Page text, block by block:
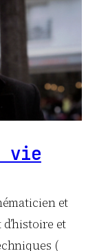
vie
et
et
(